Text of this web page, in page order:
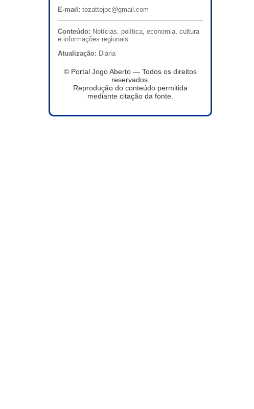
E-mail: tozattojpc@gmail.com
Conteúdo: Notícias, política, economia, cultura
e informações regionais
Atualização: Diária
© Portal Jogo Aberto — Todos os direitos
reservados.
Reprodução do conteúdo permitida
mediante citação da fonte.